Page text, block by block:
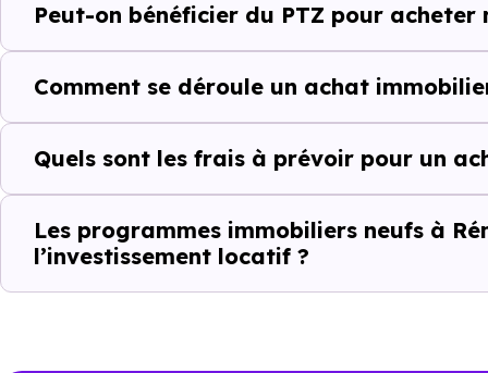
complémentaires : un
d'investissement ou d'achat
Acheter dans le
au-delà du prix
À première vue, leprix au m²
ancien. Pourtant, ce chiffre
il faut regarder l’ensemble de
Peut-on bénéficier du PTZ pour acheter
Comment se déroule un achat
Quels sont les frais à prévoir pour un
Les programmes immobiliers neufs à
l’investissement locatif ?